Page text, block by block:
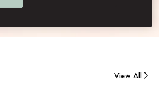
View All